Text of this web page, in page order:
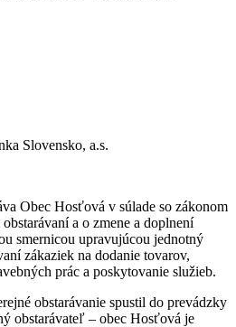
Slovensko, a.s.
Obec Hosťová v súlade so zákonom
a o zmene a doplnení
smernicou upravujúcou jednotný
zákaziek na dodanie tovarov,
prác a poskytovanie služieb.
obstarávanie spustil do prevádzky
obstarávateľ – obec Hosťová je